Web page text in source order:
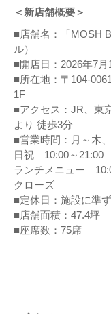
＜新店舗概要＞
■店舗名：「MOSH
ル）
■開店日：2026年7月
■所在地：〒104-
1F
■アクセス：JR、東
より 徒歩3分
■営業時間：月～木
日祝 10:00～21:00
ランチメニュー
クローズ
■定休日：施設に準
■店舗面積：47.4坪
■座席数：75席